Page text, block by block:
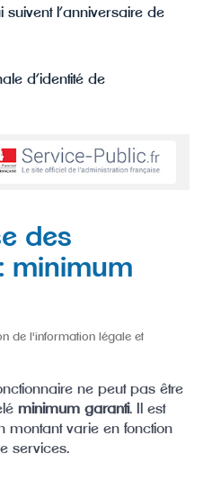
l’anniversaire de
d’identité de
des
minimum
de l'information légale et
ne peut pas être
minimum garanti. Il est
montant varie en fonction
services.